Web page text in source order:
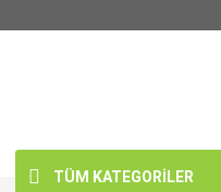
TÜM KATEGORİLER